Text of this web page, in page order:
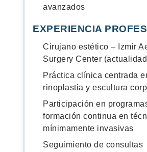
avanzados
EXPERIENCIA
Cirujano estético – Izmir
Surgery Center
Práctica clínica centrada
rinoplastia y escultura
Participación en
formación continua en
mínimamente invasivas
Seguimiento de consultas